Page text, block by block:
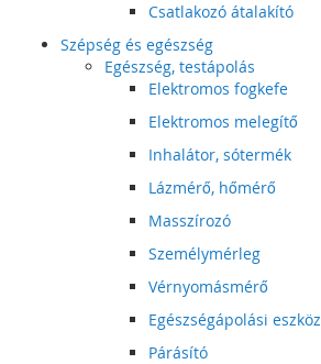
Csatlakozó átalakító
Szépség és egészség
Egészség, testápolás
Elektromos fogkefe
Elektromos melegítő
Inhalátor, sótermék
Lázmérő, hőmérő
Masszírozó
Személymérleg
Vérnyomásmérő
Egészségápolási eszköz
Párásító